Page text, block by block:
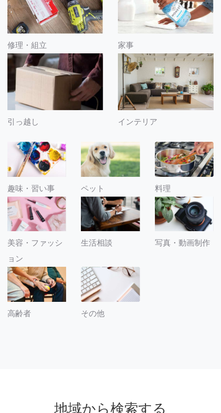
修理・組立 家事
引っ越し インテリア
趣味・習い事 ペット 料理
美容・ファッシ
ョン
生活相談 写真・動画制作
高齢者 その他
地域から検索する